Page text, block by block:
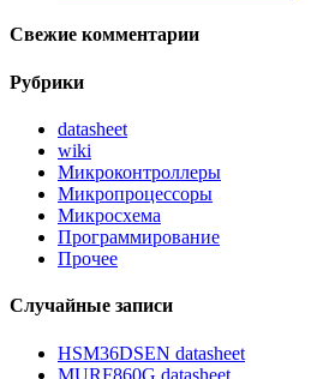
Свежие комментарии
Рубрики
datasheet
wiki
Микроконтроллеры
Микропроцессоры
Микросхема
Программирование
Прочее
Случайные записи
HSM36DSEN datasheet
MURF860G datasheet